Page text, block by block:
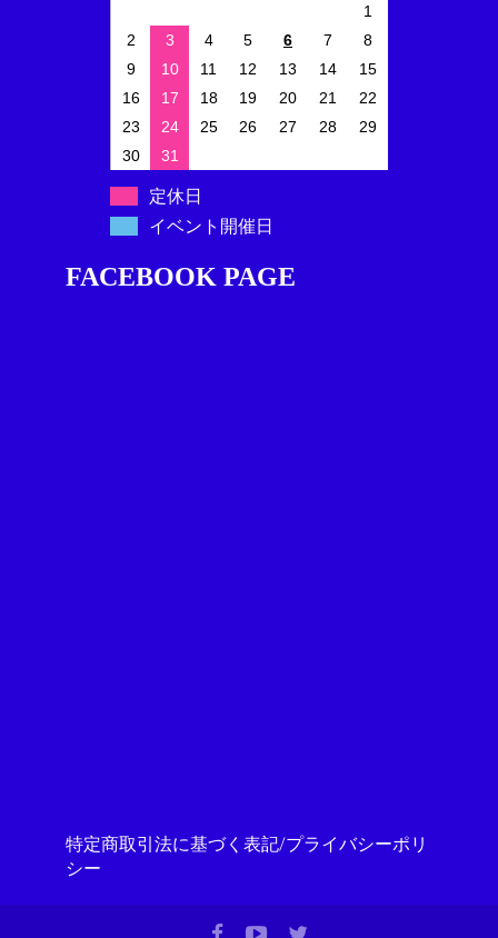
1
2
3 4 5 6 7
8
9
10 11 12 13 14
15
16
17 18 19 20 21
22
23
24 25 26 27 28
29
30
31
定休日
イベント開催日
FACEBOOK PAGE
特定商取引法に基づく表記/プライバシーポリ
シー